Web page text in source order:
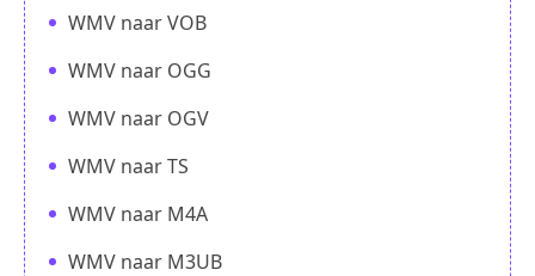
WMV naar VOB
WMV naar OGG
WMV naar OGV
WMV naar TS
WMV naar M4A
WMV naar M3UB